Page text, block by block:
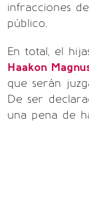
infracciones
público.
En total, el
Haakon
que serán
De ser
una pena de